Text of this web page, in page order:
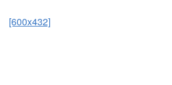
[600x432]